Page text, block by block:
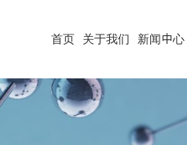
首页 关于我们 新闻中心